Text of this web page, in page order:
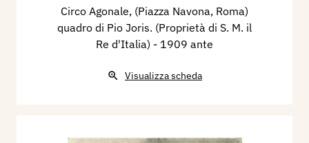
Circo Agonale, (Piazza Navona, Roma)
quadro di Pio Joris. (Proprietà di S. M. il
Re d'Italia) - 1909 ante
Visualizza scheda